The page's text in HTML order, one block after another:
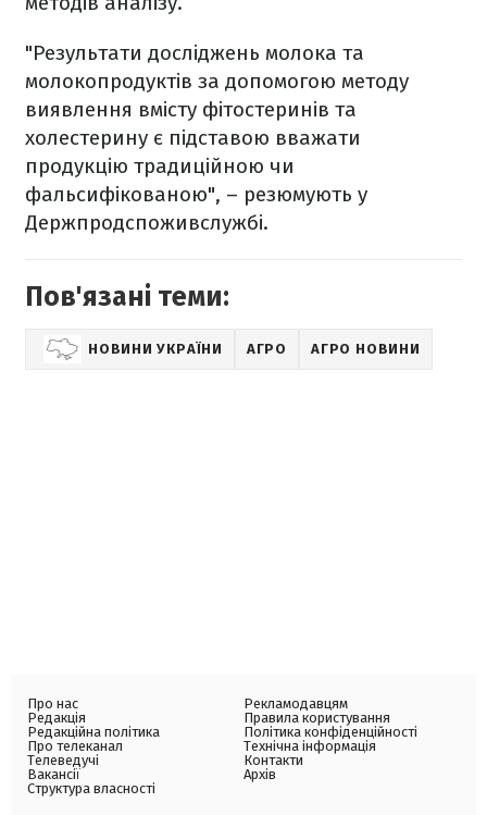
"Результати досліджень молока та
молокопродуктів за допомогою методу
виявлення вмісту фітостеринів та
холестерину є підставою вважати
продукцію традиційною чи
фальсифікованою", – резюмують у
Держпродспоживслужбі.
Пов'язані теми:
НОВИНИ УКРАЇНИ АГРО АГРО НОВИНИ
Про нас
Редакція
Редакційна політика
Про телеканал
Телеведучі
Вакансії
Структура власності
Рекламодавцям
Правила користування
Політика конфіденційності
Технічна інформація
Контакти
Архів